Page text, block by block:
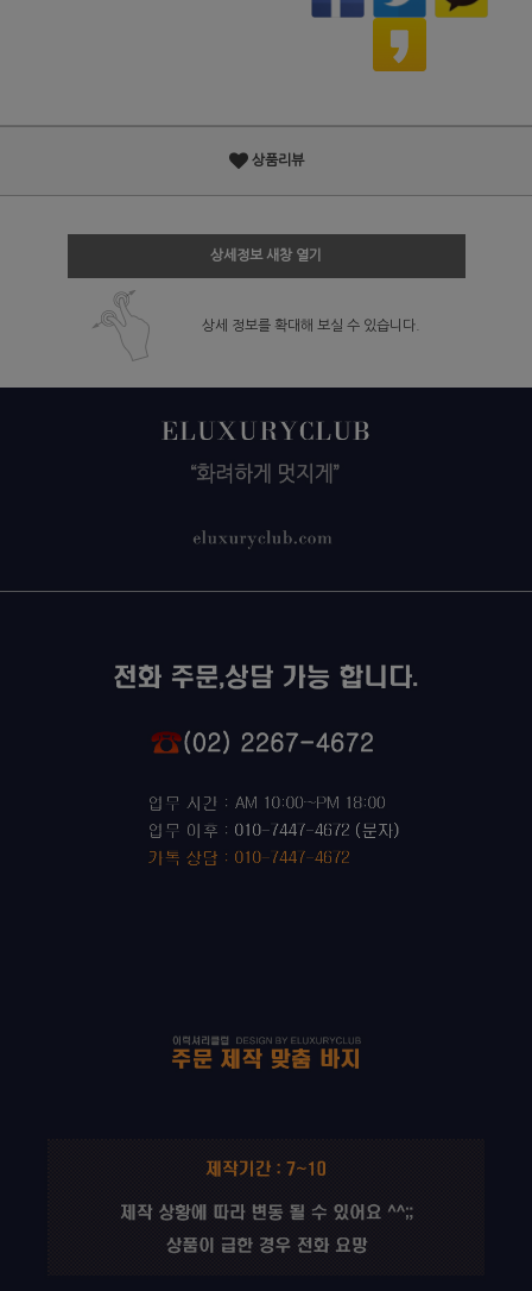
상품리뷰
상세정보 새창 열기
상세 정보를 확대해 보실 수 있습니다.